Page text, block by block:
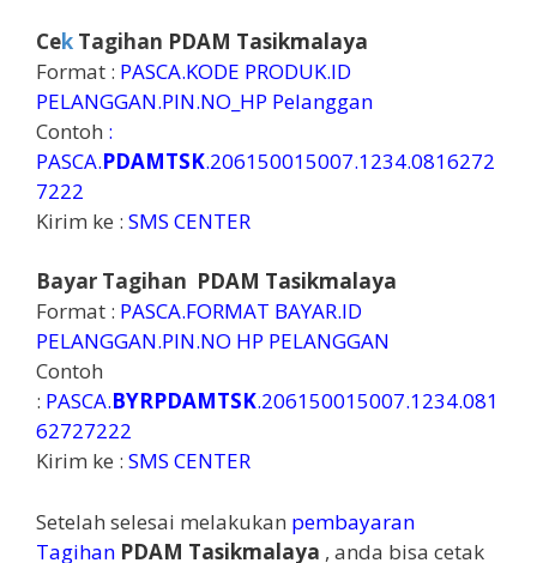
Cek Tagihan PDAM Tasikmalaya
Format : PASCA.KODE PRODUK.ID
PELANGGAN.PIN.NO_HP Pelanggan
Contoh :
PASCA.PDAMTSK.206150015007.1234.0816272
7222
Kirim ke : SMS CENTER
Bayar Tagihan PDAM Tasikmalaya
Format : PASCA.FORMAT BAYAR.ID
PELANGGAN.PIN.NO HP PELANGGAN
Contoh
: PASCA.BYRPDAMTSK.206150015007.1234.081
62727222
Kirim ke : SMS CENTER
Setelah selesai melakukan pembayaran
Tagihan PDAM Tasikmalaya , anda bisa cetak